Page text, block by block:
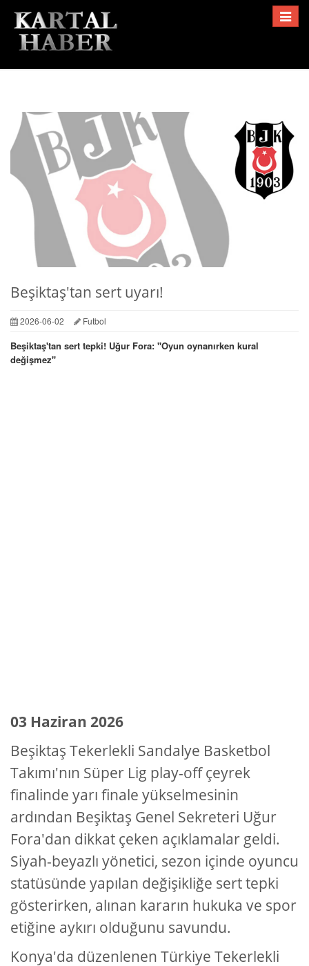
Toggle
Beşiktaş'tan sert uyarı!
2026-06-02 Futbol
Beşiktaş'tan sert tepki! Uğur Fora: ''Oyun oynanırken kural
değişmez''
03 Haziran 2026
Beşiktaş Tekerlekli Sandalye Basketbol
Takımı'nın Süper Lig play-off çeyrek
finalinde yarı finale yükselmesinin
ardından Beşiktaş Genel Sekreteri Uğur
Fora'dan dikkat çeken açıklamalar geldi.
Siyah-beyazlı yönetici, sezon içinde oyuncu
statüsünde yapılan değişikliğe sert tepki
gösterirken, alınan kararın hukuka ve spor
etiğine aykırı olduğunu savundu.
Konya'da düzenlenen Türkiye Tekerlekli